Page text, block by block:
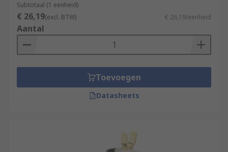
Subtotaal (1 eenheid)
€ 26,19(excl. BTW) € 26,19/eenheid
Aantal
Toevoegen
Datasheets